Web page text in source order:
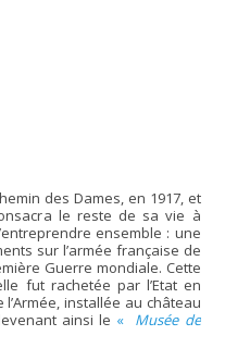
des Dames, en 1917, et
le reste de sa vie à
ensemble : une
sur l’armée française de
Guerre mondiale. Cette
fut rachetée par l’Etat en
installée au château
ainsi le «
Musée de